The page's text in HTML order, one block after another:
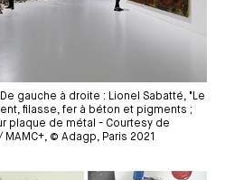
gauche à droite : Lionel Sabatté, "Le
filasse, fer à béton et pigments ;
plaque de métal - Courtesy de
© Adagp, Paris 2021